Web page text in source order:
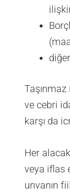
ve cebri
karşı da
Her
veya iflas
unvanın